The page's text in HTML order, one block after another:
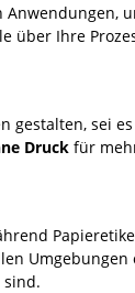
über Ihre
sei
Druck für
sind.